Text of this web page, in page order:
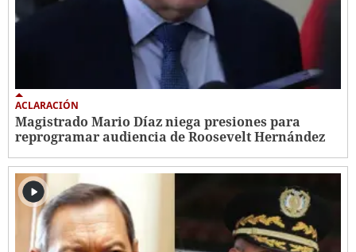
ACLARACIÓN
Magistrado Mario Díaz niega presiones para
reprogramar audiencia de Roosevelt Hernández